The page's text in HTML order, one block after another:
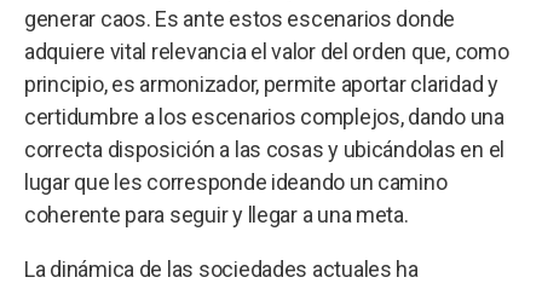
generar caos. Es ante estos escenarios donde
adquiere vital relevancia el valor del orden que, como
principio, es armonizador, permite aportar claridad y
certidumbre a los escenarios complejos, dando una
correcta disposición a las cosas y ubicándolas en el
lugar que les corresponde ideando un camino
coherente para seguir y llegar a una meta.
La dinámica de las sociedades actuales ha